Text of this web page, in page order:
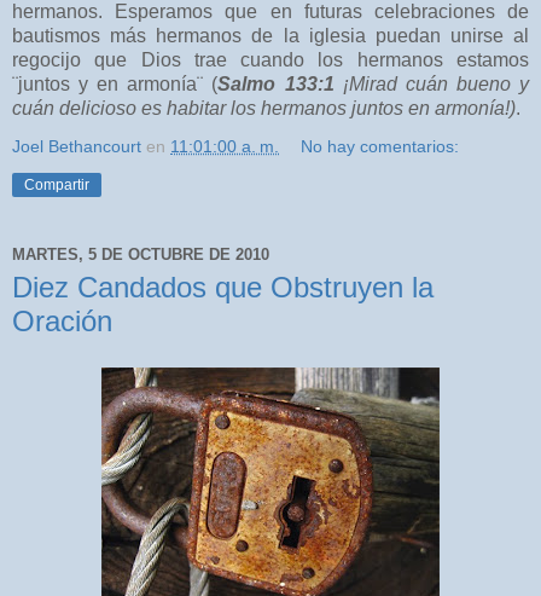
hermanos. Esperamos que en futuras celebraciones de
bautismos más hermanos de la iglesia puedan unirse al
regocijo que Dios trae cuando los hermanos estamos
¨juntos y en armonía¨ (Salmo 133:1 ¡Mirad cuán bueno y
cuán delicioso es habitar los hermanos juntos en armonía!).
Joel Bethancourt en 11:01:00 a. m. No hay comentarios:
Compartir
MARTES, 5 DE OCTUBRE DE 2010
Diez Candados que Obstruyen la
Oración